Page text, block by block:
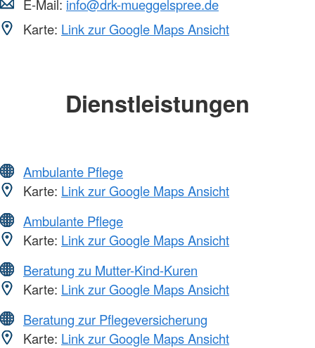
E-Mail: info@drk-mueggelspree.de
Karte: Link zur Google Maps Ansicht
Dienstleistungen
Ambulante Pflege
Karte: Link zur Google Maps Ansicht
Ambulante Pflege
Karte: Link zur Google Maps Ansicht
Beratung zu Mutter-Kind-Kuren
Karte: Link zur Google Maps Ansicht
Beratung zur Pflegeversicherung
Karte: Link zur Google Maps Ansicht